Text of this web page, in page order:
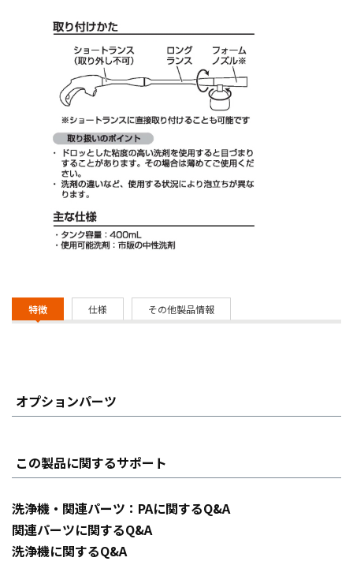
特徴 仕様 その他製品情報
オプションパーツ
この製品に関するサポート
洗浄機・関連パーツ：PAに関するQ&A
関連パーツに関するQ&A
洗浄機に関するQ&A